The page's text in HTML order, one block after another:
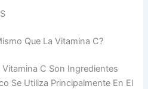
Que La Vitamina C?
C Son Ingredientes
Se Utiliza Principalmente En El